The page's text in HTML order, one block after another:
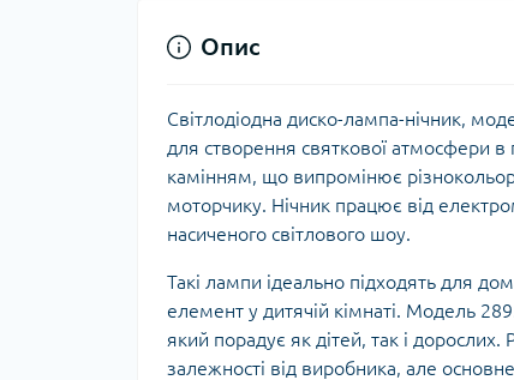
Опис
Світлодіодна диско-лампа-нічник,
для створення святкової атмосфери
камінням, що випромінює
моторчику. Нічник працює від
насиченого світлового шоу.
Такі лампи ідеально підходять для
елемент у дитячій кімнаті. Модель
який порадує як дітей, так і
залежності від виробника, але